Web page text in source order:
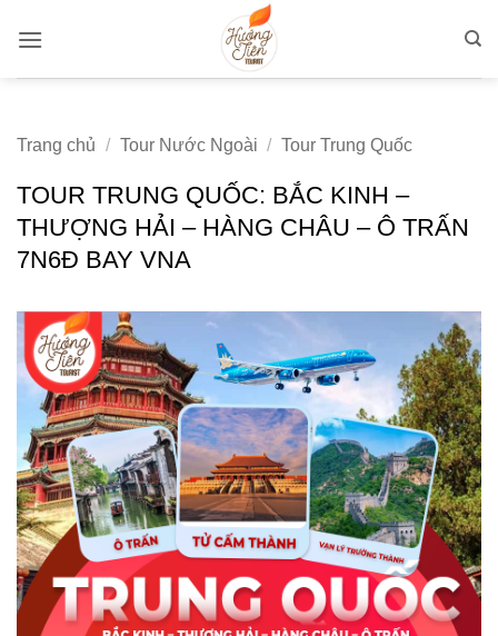
qua
Trang chủ / Tour Nước Ngoài / Tour Trung Quốc
TOUR TRUNG QUỐC: BẮC KINH –
THƯỢNG HẢI – HÀNG CHÂU – Ô TRẤN
7N6Đ BAY VNA